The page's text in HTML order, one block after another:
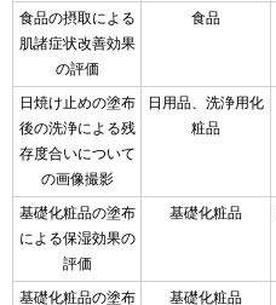
食品の摂取による
肌諸症状改善効果
の評価
食品
日焼け止めの塗布
後の洗浄による残
存度合いについて
の画像撮影
日用品、洗浄用化
粧品
基礎化粧品の塗布
による保湿効果の
評価
基礎化粧品
基礎化粧品の塗布
基礎化粧品